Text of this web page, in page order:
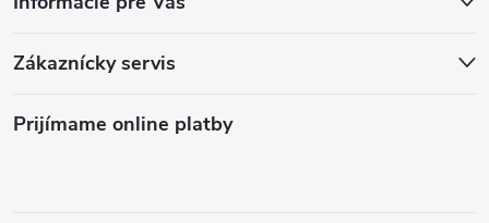
Zákaznícky servis
Prijímame online platby